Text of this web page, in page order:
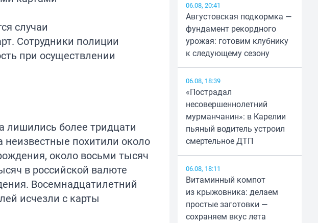
случаи
Сотрудники полиции
при осуществлении
лишились более тридцати
неизвестные похитили около
около восьми тысяч
в российской валюте
Восемнадцатилетний
исчезли с карты
06.08, 20:41
Августовская подкормка —
фундамент рекордного
урожая: готовим клубнику
к следующему сезону
06.08, 18:39
«Пострадал
несовершеннолетний
мурманчанин»: в Карелии
пьяный водитель устроил
смертельное ДТП
06.08, 18:11
Витаминный компот
из крыжовника: делаем
простые заготовки —
сохраняем вкус лета